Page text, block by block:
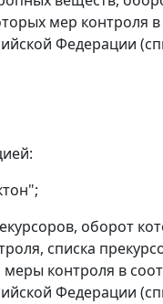
мер контроля
Федерации
оборот
списка
меры контроля в
Федерации